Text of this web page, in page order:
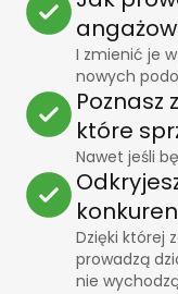
I zmienić je
nowych
Poznasz
które
Nawet jeśli
Dzięki której
prowadzą
nie